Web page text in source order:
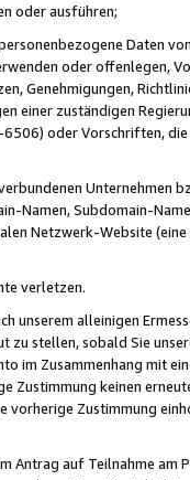
oder ausführen;
Daten
oder offenlegen,
Genehmigungen,
einer zuständigen
oder Vorschriften,
Unternehmen
Namen, Subdomain-
Netzwerk-Website
verletzen.
unserem alleinigen
zu stellen, sobald Sie
im Zusammenhang mit
Zustimmung keinen
vorherige Zustimmung
Antrag auf Teilnahme